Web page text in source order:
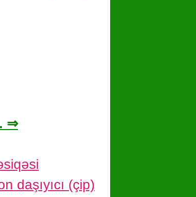
⇒
daşıyıcı (çip)